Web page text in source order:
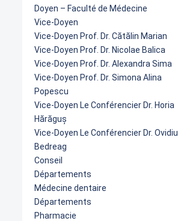
Doyen – Faculté de Médecine
Vice-Doyen
Vice-Doyen Prof. Dr. Cătălin Marian
Vice-Doyen Prof. Dr. Nicolae Balica
Vice-Doyen Prof. Dr. Alexandra Sima
Vice-Doyen Prof. Dr. Simona Alina
Popescu
Vice-Doyen Le Conférencier Dr. Horia
Hărăguș
Vice-Doyen Le Conférencier Dr. Ovidiu
Bedreag
Conseil
Départements
Médecine dentaire
Départements
Pharmacie